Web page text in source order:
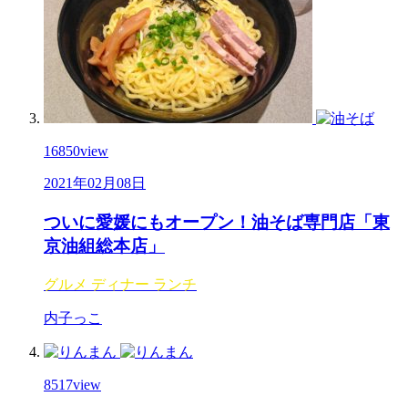
16850view
2021年02月08日
ついに愛媛にもオープン！油そば専門店「東
京油組総本店」
グルメ ディナー ランチ
内子っこ
8517view